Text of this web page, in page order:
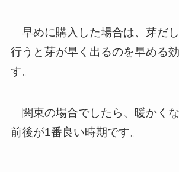
早めに購入した場合は、芽だ
行うと芽が早く出るのを早める
す。
関東の場合でしたら、暖かく
前後が1番良い時期です。